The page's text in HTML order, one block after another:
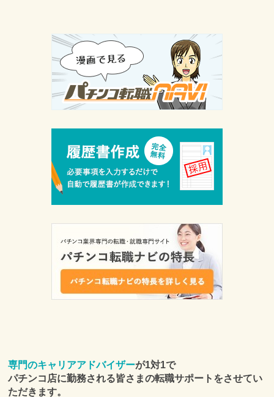
専門のキャリアアドバイザーが1対1で
パチンコ店に勤務される皆さまの転職サポートをさせてい
ただきます。